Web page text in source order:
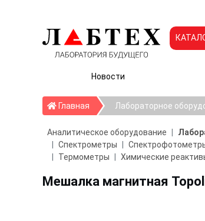
Новости
ГлавнаяГлавнаяЛабораторное
Аналитическое оборудование
Спектрометры
Термометры
Химические
Мешалка магнитная